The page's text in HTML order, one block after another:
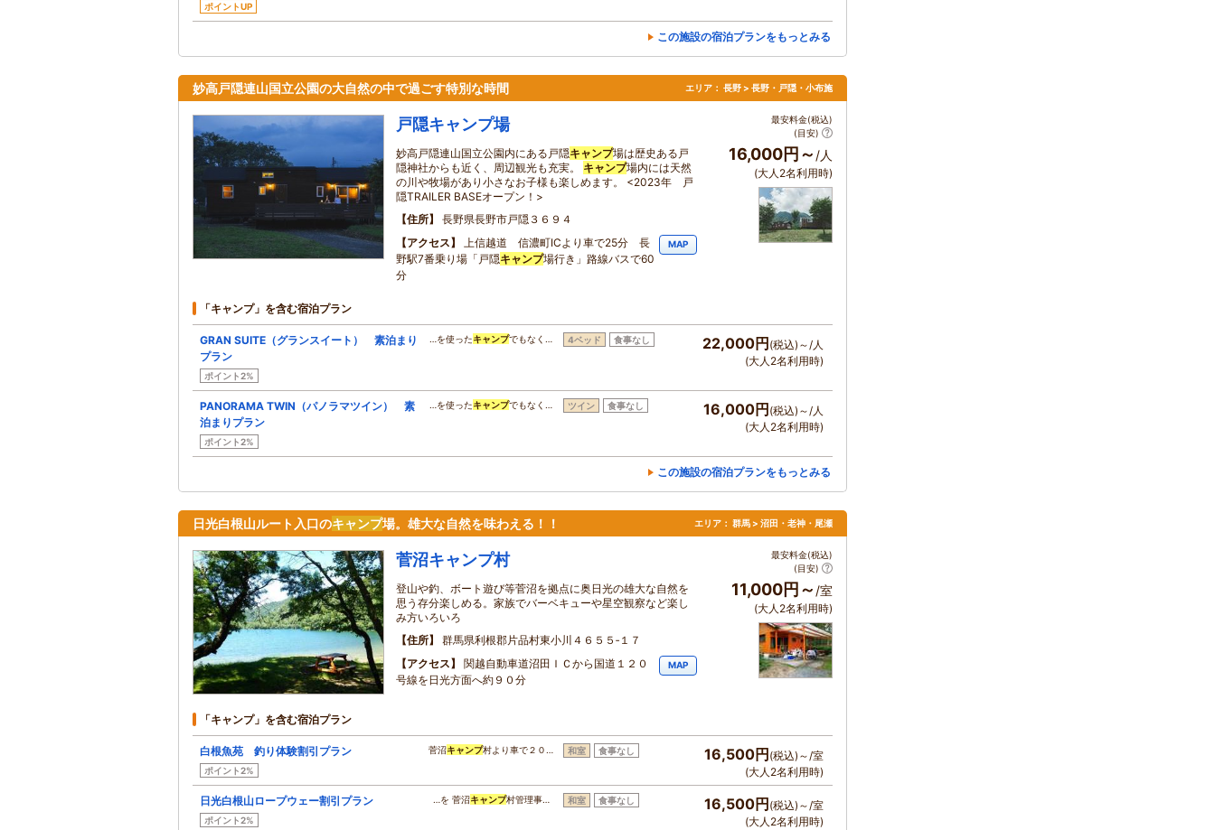
ポイントUP
この施設の宿泊プランをもっとみる
妙高戸隠連山国立公園の大自然の中で過ごす特別な時間 エリア： 長野 > 長野・戸隠・小布施
戸隠キャンプ場
妙高戸隠連山国立公園内にある戸隠キャンプ場は歴史ある戸
隠神社からも近く、周辺観光も充実。 キャンプ場内には天然
の川や牧場があり小さなお子様も楽しめます。 <2023年 戸
隠TRAILER BASEオープン！>
住所
長野県長野市戸隠３６９４
アクセス
上信越道 信濃町ICより車で25分 長
野駅7番乗り場「戸隠キャンプ場行き」路線バスで60
分
MAP
最安料金(税込)
(目安)
16,000円～ /人
(大人2名利用時)
「キャンプ」を含む宿泊プラン
GRAN SUITE（グランスイート） 素泊まり
プラン
ポイント2%
…を使ったキャンプでもなく… 4ベッド 食事なし 22,000円 (税込)～/人
(大人2名利用時)
PANORAMA TWIN（パノラマツイン） 素
泊まりプラン
ポイント2%
…を使ったキャンプでもなく… ツイン 食事なし 16,000円 (税込)～/人
(大人2名利用時)
この施設の宿泊プランをもっとみる
日光白根山ルート入口のキャンプ場。雄大な自然を味わえる！！ エリア： 群馬 > 沼田・老神・尾瀬
菅沼キャンプ村
登山や釣、ボート遊び等菅沼を拠点に奥日光の雄大な自然を
思う存分楽しめる。家族でバーベキューや星空観察など楽し
み方いろいろ
住所
群馬県利根郡片品村東小川４６５５‐１７
アクセス
関越自動車道沼田ＩＣから国道１２０
号線を日光方面へ約９０分
MAP
最安料金(税込)
(目安)
11,000円～ /室
(大人2名利用時)
「キャンプ」を含む宿泊プラン
白根魚苑 釣り体験割引プラン
ポイント2%
菅沼キャンプ村より車で２０… 和室 食事なし 16,500円 (税込)～/室
(大人2名利用時)
日光白根山ロープウェー割引プラン
ポイント2%
…を 菅沼キャンプ村管理事… 和室 食事なし 16,500円 (税込)～/室
(大人2名利用時)